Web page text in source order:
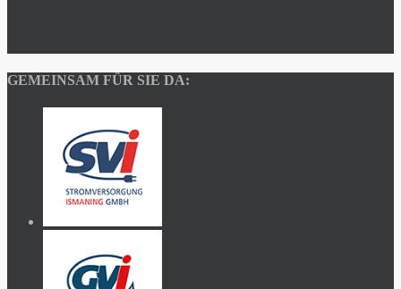
GEMEINSAM FÜR SIE DA: